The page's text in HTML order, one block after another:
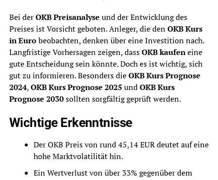
Bei derOKB Preisanalyse und der Entwicklung des
Preises ist Vorsicht geboten. Anleger, die denOKB Kurs
in Euro beobachten, denken über eine Investition nach.
Langfristige Vorhersagen zeigen, dassOKB kaufeneine
gute Entscheidung sein könnte. Doch es ist wichtig, sich
gut zu informieren. Besonders dieOKB Kurs Prognose
2024,OKB Kurs Prognose 2025 undOKB Kurs
Prognose 2030sollten sorgfältig geprüft werden.
Wichtige Erkenntnisse
Der OKB Preis von rund 45,14 EUR deutet auf eine
hohe Marktvolatilität hin.
Ein Wertverlust von über 33% gegenüber dem